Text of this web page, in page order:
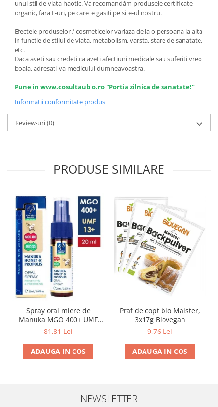
unui stil de viata haotic. Va recomandăm produsele certificate
organic, fara E-uri, pe care le gasiti pe site-ul nostru.
Efectele produselor / cosmeticelor variaza de la o persoana la alta
in functie de stilul de viata, metabolism, varsta, stare de sanatate,
etc.
Daca aveti sau credeti ca aveti afectiuni medicale sau suferiti vreo
boala, adresati-va medicului dumneavoastra.
Pune in www.cosultaubio.ro "Portia zilnica de sanatate!"
Informatii conformitate produs
Review-uri(0)
PRODUSE SIMILARE
Spray oral miere de
Manuka MGO 400+ UMF
13+ cu Propolis (20ml)
81,81 Lei
ADAUGA IN COS
Praf de copt bio Maister,
3x17g Biovegan
9,76 Lei
ADAUGA IN COS
NEWSLETTER